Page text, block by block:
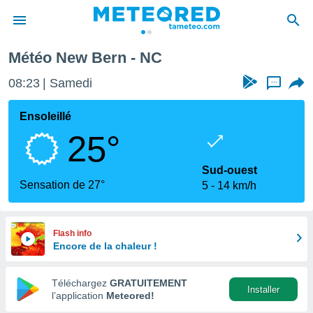
de
en
Météo New Bern - NC
08:23 Samedi ...
Ensoleillé
25°
Sensation de 27°
Sud-ouest
5
14 km/h
Flash info
Encore de la chaleur !
Téléchargez GRATUITEMENT
l’application Meteored!
Installer